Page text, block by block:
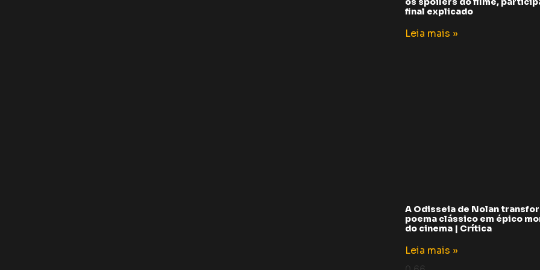
final explicado
Leia mais »
A Odisseia de Nolan
poema clássico em épico
do cinema | Crítica
Leia mais »